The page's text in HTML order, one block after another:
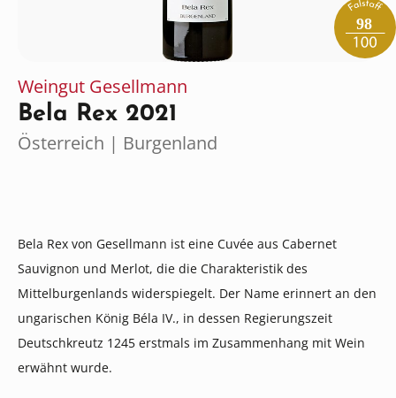
98
Weingut Gesellmann
Bela Rex 2021
Österreich | Burgenland
Bela Rex von Gesellmann ist eine Cuvée aus Cabernet
Sauvignon und Merlot, die die Charakteristik des
Mittelburgenlands widerspiegelt. Der Name erinnert an den
ungarischen König Béla IV., in dessen Regierungszeit
Deutschkreutz 1245 erstmals im Zusammenhang mit Wein
erwähnt wurde.